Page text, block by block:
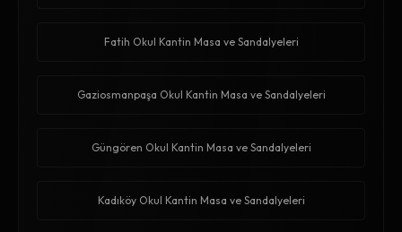
Fatih Okul Kantin Masa ve Sandalyeleri
Gaziosmanpaşa Okul Kantin Masa ve Sandalyeleri
Güngören Okul Kantin Masa ve Sandalyeleri
Kadıköy Okul Kantin Masa ve Sandalyeleri